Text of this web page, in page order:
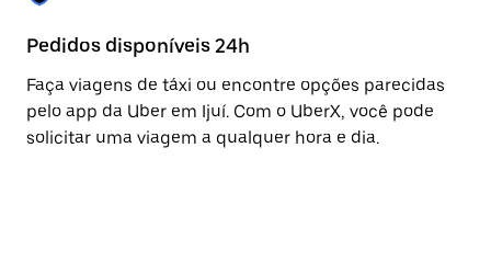
Pedidos disponíveis 24h
Faça viagens de táxi ou encontre opções parecidas
pelo app da Uber em Ijuí. Com o UberX, você pode
solicitar uma viagem a qualquer hora e dia.